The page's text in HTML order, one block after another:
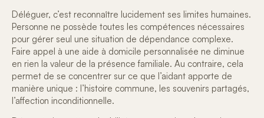
Déléguer, c’est reconnaître lucidement ses limites humaines.
Personne ne possède toutes les compétences nécessaires
pour gérer seul une situation de dépendance complexe.
Faire appel à une aide à domicile personnalisée ne diminue
en rien la valeur de la présence familiale. Au contraire, cela
permet de se concentrer sur ce que l’aidant apporte de
manière unique : l’histoire commune, les souvenirs partagés,
l’affection inconditionnelle.